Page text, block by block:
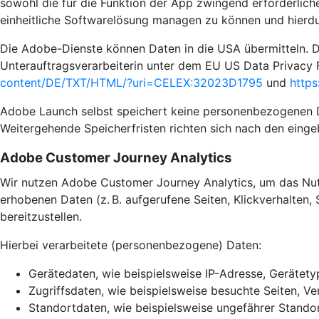
sowohl die für die Funktion der App zwingend
einheitliche Softwarelösung managen zu können und
Die Adobe-Dienste können Daten in die USA übermitteln.
Unterauftragsverarbeiterin unter dem EU US Data
content/DE/TXT/HTML/?uri=CELEX:32023D1795 und
Adobe Launch selbst speichert keine
Weitergehende Speicherfristen richten sich nach den
Adobe Customer Journey Analytics
Wir nutzen Adobe Customer Journey Analytics, um das
erhobenen Daten (z. B. aufgerufene Seiten,
bereitzustellen.
Hierbei verarbeitete (personenbezogene) Daten:
Gerätedaten, wie beispielsweise IP-Adresse,
Zugriffsdaten, wie beispielsweise besuchte Seiten,
Standortdaten, wie beispielsweise ungefährer